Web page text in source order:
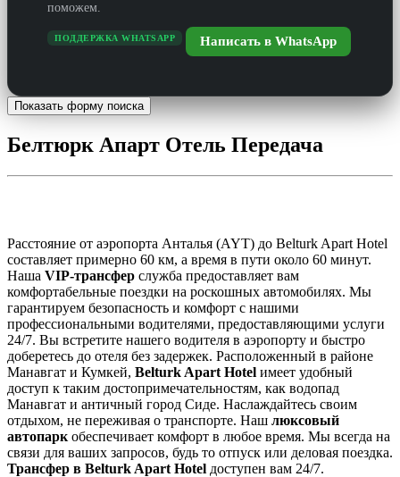
поможем.
ПОДДЕРЖКА WHATSAPP Написать в WhatsApp
Показать форму поиска
Белтюрк Апарт Отель Передача
Расстояние от аэропорта Анталья (AYT) до Belturk Apart Hotel
составляет примерно 60 км, а время в пути около 60 минут.
Наша VIP-трансфер служба предоставляет вам
комфортабельные поездки на роскошных автомобилях. Мы
гарантируем безопасность и комфорт с нашими
профессиональными водителями, предоставляющими услуги
24/7. Вы встретите нашего водителя в аэропорту и быстро
доберетесь до отеля без задержек. Расположенный в районе
Манавгат и Кумкей, Belturk Apart Hotel имеет удобный
доступ к таким достопримечательностям, как водопад
Манавгат и античный город Сиде. Наслаждайтесь своим
отдыхом, не переживая о транспорте. Наш люксовый
автопарк обеспечивает комфорт в любое время. Мы всегда на
связи для ваших запросов, будь то отпуск или деловая поездка.
Трансфер в Belturk Apart Hotel доступен вам 24/7.